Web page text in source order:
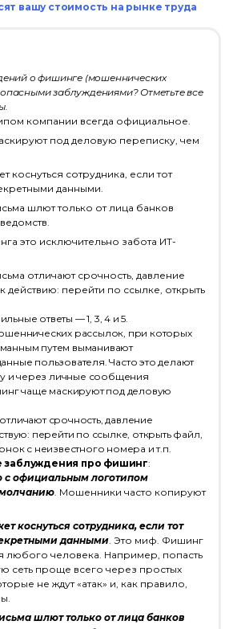
вашу стоимость на рынке труда
о фишинге (мошеннических
заблуждениями? Отметьте все
компании всегда официальное.
под деловую переписку, чем
коснуться сотрудника, если тот
данными.
шлют только от лица банков
это исключительно забота ИТ-
отличают срочность, давление
действию: перейти по ссылке, открыть
ответы — 1, 3, 4 и 5.
рассылок, при которых
путем выманивают
пользователя. Часто это делают
и через личные сообщения
чаще маскируют под деловую
срочность, давление
перейти по ссылке, открыть файл,
с неизвестного номера и т.п.
заблуждения про фишинг:
с официальным логотипом
. Мошенники часто копируют
коснуться сотрудника, если тот
данными. Это миф. Фишинг
любого человека. Например, попасть
сеть проще всего через простых
не ждут «атак» и, как правило,
шлют только от лица банков